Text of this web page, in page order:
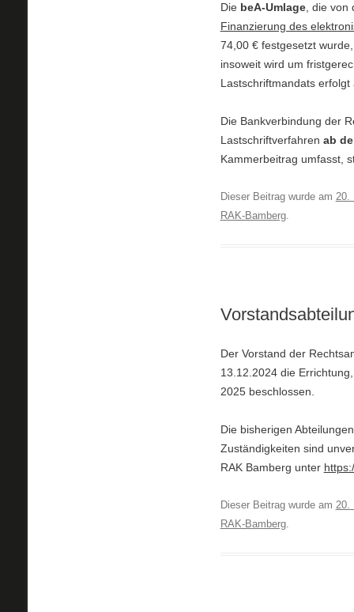
Die beA-Umlage, die von
Finanzierung des
74,00 € festgesetzt
insoweit wird um
Lastschriftmandats
Die Bankverbindung der
Lastschriftverfahren ab
Kammerbeitrag umfasst,
Dieser Beitrag wurde am 20.
RAK-Bamberg.
Der Vorstand der
13.12.2024 die
2025 beschlossen.
Die bisherigen
Zuständigkeiten sind
RAK Bamberg unter
Dieser Beitrag wurde am 20.
RAK-Bamberg.